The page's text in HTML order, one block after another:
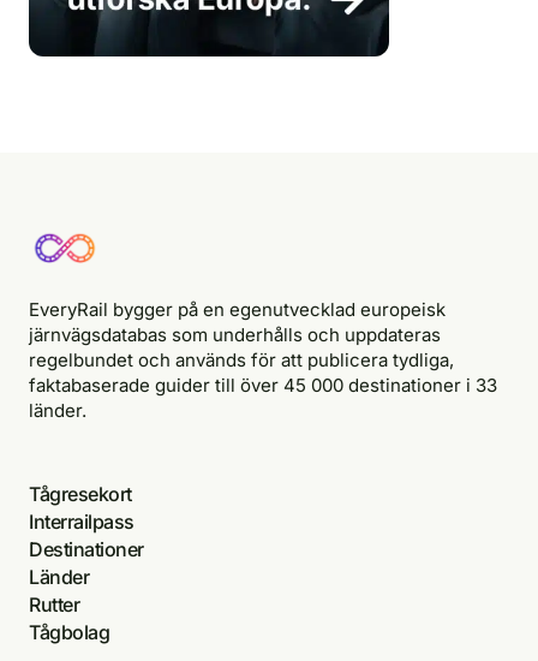
EveryRail bygger på en egenutvecklad europeisk
järnvägsdatabas som underhålls och uppdateras
regelbundet och används för att publicera tydliga,
faktabaserade guider till över 45 000 destinationer i 33
länder.
Tågresekort
Interrailpass
Destinationer
Länder
Rutter
Tågbolag